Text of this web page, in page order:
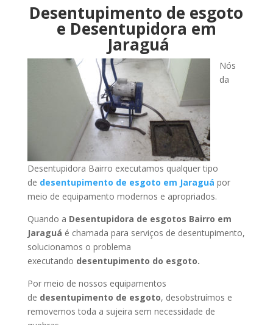
Desentupimento de esgoto
e Desentupidora em
Jaraguá
Nós
da
Desentupidora Bairro executamos qualquer tipo
de desentupimento de esgoto em Jaraguá por
meio de equipamento modernos e apropriados.
Quando a Desentupidora de esgotos Bairro em
Jaraguá é chamada para serviços de desentupimento,
solucionamos o problema
executando desentupimento do esgoto.
Por meio de nossos equipamentos
de desentupimento de esgoto, desobstruímos e
removemos toda a sujeira sem necessidade de